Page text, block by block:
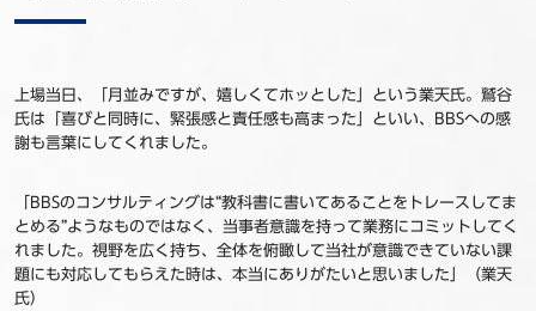
上場当日、「月並みですが、嬉しくてホッとした」という業天氏。鷲谷
氏は「喜びと同時に、緊張感と責任感も高まった」といい、BBSへの感
謝も言葉にしてくれました。
「BBSのコンサルティングは“教科書に書いてあることをトレースしてま
とめる”ようなものではなく、当事者意識を持って業務にコミットしてく
れました。視野を広く持ち、全体を俯瞰して当社が意識できていない課
題にも対応してもらえた時は、本当にありがたいと思いました」（業天
氏）